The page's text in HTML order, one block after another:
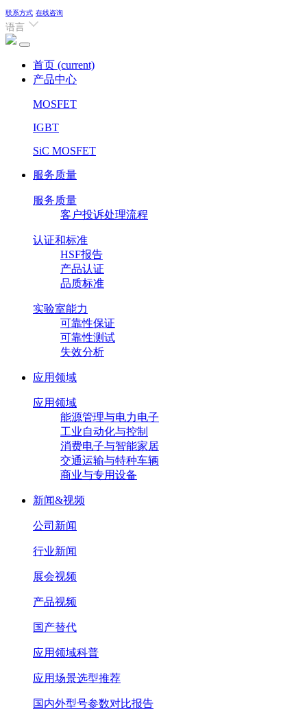
联系方式 在线咨询
语言
首页 (current)
产品中心
MOSFET
IGBT
SiC MOSFET
服务质量
服务质量
客户投诉处理流程
认证和标准
HSF报告
产品认证
品质标准
实验室能力
可靠性保证
可靠性测试
失效分析
应用领域
应用领域
能源管理与电力电子
工业自动化与控制
消费电子与智能家居
交通运输与特种车辆
商业与专用设备
新闻&视频
公司新闻
行业新闻
展会视频
产品视频
国产替代
应用领域科普
应用场景选型推荐
国内外型号参数对比报告